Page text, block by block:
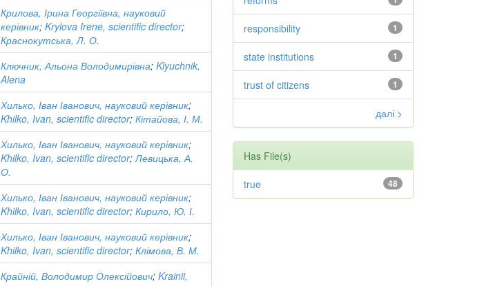
Крилова, Ірина Георгіївна, науковий
керівник;Krylova Irene, scientific director;
Краснокутська, Л. О.
Ключник, Альона Володимирівна;Klyuchnik,
Alena
Хилько, Іван Іванович, науковий керівник;
Khilko, Ivan, scientific director;Кітайова, І. М.
Хилько, Іван Іванович, науковий керівник;
Khilko, Ivan, scientific director;Левицька, А.
О.
Хилько, Іван Іванович, науковий керівник;
Khilko, Ivan, scientific director;Кирило, Ю. І.
Хилько, Іван Іванович, науковий керівник;
Khilko, Ivan, scientific director;Клімова, В. М.
Крайній, Володимир Олексійович;Krainii,
1
responsibility
1
state institutions
1
trust of citizens
далі >
Has File(s)
48
true